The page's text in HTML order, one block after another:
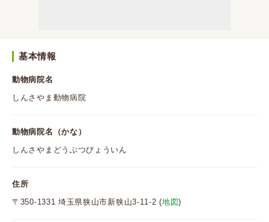
基本情報
動物病院名
しんさやま動物病院
動物病院名（かな）
しんさやまどうぶつびょういん
住所
〒350-1331 埼玉県狭山市新狭山3-11-2 (地図)